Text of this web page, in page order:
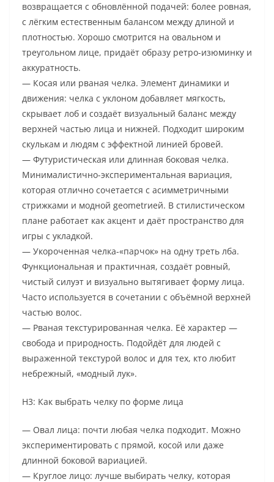
возвращается с обновлённой подачей: более ровная,
с лёгким естественным балансом между длиной и
плотностью. Хорошо смотрится на овальном и
треугольном лице, придаёт образу ретро-изюминку и
аккуратность.
— Косая или рваная челка. Элемент динамики и
движения: челка с уклоном добавляет мягкость,
скрывает лоб и создаёт визуальный баланс между
верхней частью лица и нижней. Подходит широким
скулькам и людям с эффектной линией бровей.
— Футуристическая или длинная боковая челка.
Минималистично-экспериментальная вариация,
которая отлично сочетается с асимметричными
стрижками и модной geometrией. В стилистическом
плане работает как акцент и даёт пространство для
игры с укладкой.
— Укороченная челка-«парчок» на одну треть лба.
Функциональная и практичная, создаёт ровный,
чистый силуэт и визуально вытягивает форму лица.
Часто используется в сочетании с объёмной верхней
частью волос.
— Рваная текстурированная челка. Её характер —
свобода и природность. Подойдёт для людей с
выраженной текстурой волос и для тех, кто любит
небрежный, «модный лук».
H3: Как выбрать челку по форме лица
— Овал лица: почти любая челка подходит. Можно
экспериментировать с прямой, косой или даже
длинной боковой вариацией.
— Круглое лицо: лучше выбирать челку, которая